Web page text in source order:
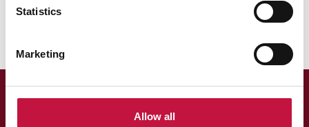
Statistics
Marketing
Allow all